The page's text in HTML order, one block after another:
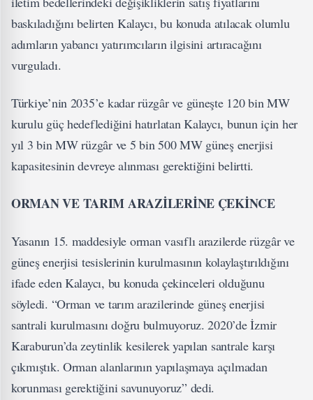
baskıladığını belirten Kalaycı, bu konuda atılacak olumlu
adımların yabancı yatırımcıların ilgisini artıracağını
vurguladı.
Türkiye’nin 2035’e kadar rüzgâr ve güneşte 120 bin MW
kurulu güç hedeflediğini hatırlatan Kalaycı, bunun için her
yıl 3 bin MW rüzgâr ve 5 bin 500 MW güneş enerjisi
kapasitesinin devreye alınması gerektiğini belirtti.
ORMAN VE TARIM ARAZİLERİNE ÇEKİNCE
Yasanın 15. maddesiyle orman vasıflı arazilerde rüzgâr ve
güneş enerjisi tesislerinin kurulmasının kolaylaştırıldığını
ifade eden Kalaycı, bu konuda çekinceleri olduğunu
söyledi. “Orman ve tarım arazilerinde güneş enerjisi
santrali kurulmasını doğru bulmuyoruz. 2020’de İzmir
Karaburun’da zeytinlik kesilerek yapılan santrale karşı
çıkmıştık. Orman alanlarının yapılaşmaya açılmadan
korunması gerektiğini savunuyoruz” dedi.